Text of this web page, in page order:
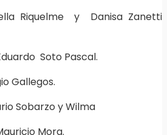
Riquelme y Danisa Zanetti
Soto Pascal.
Gallegos.
Sobarzo y Wilma
Mora.